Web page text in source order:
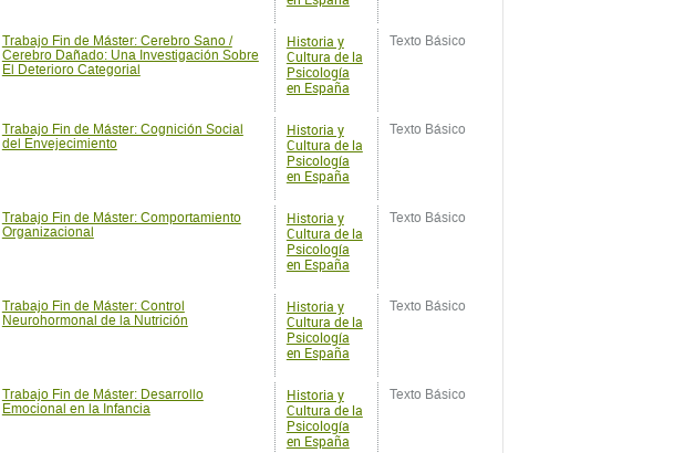
Trabajo Fin de Máster: Cognición Social
del Envejecimiento
Cultura de la
Psicología
en España
Texto Básico
Trabajo Fin de Máster: Comportamiento
Organizacional
Cultura de la
Psicología
en España
Texto Básico
Trabajo Fin de Máster: Control
Neurohormonal de la Nutrición
Cultura de la
Psicología
en España
Texto Básico
Trabajo Fin de Máster: Desarrollo
Emocional en la Infancia
Cultura de la
Psicología
en España
Texto Básico
Trabajo Fin de Máster: El Desarrollo
Epistemológico En La Adolescencia
Juventud Y Edad Adulta
Cultura de la
Psicología
en España
Texto Básico